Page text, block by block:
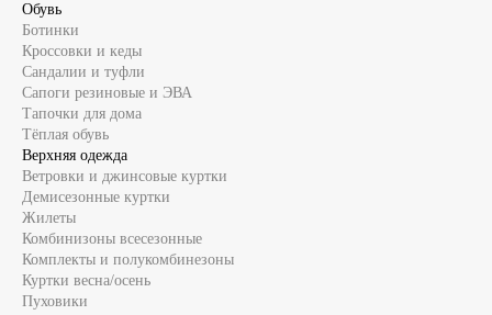
Обувь
Ботинки
Кроссовки и кеды
Сандалии и туфли
Сапоги резиновые и ЭВА
Тапочки для дома
Тёплая обувь
Верхняя одежда
Ветровки и джинсовые куртки
Демисезонные куртки
Жилеты
Комбинизоны всесезонные
Комплекты и полукомбинезоны
Куртки весна/осень
Пуховики